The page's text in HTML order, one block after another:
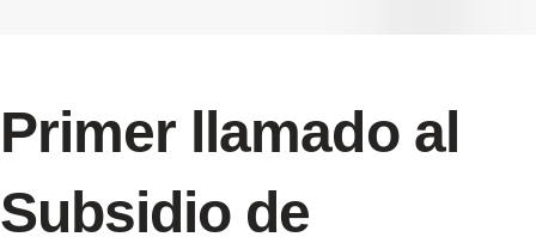
Primer llamado al
Subsidio de